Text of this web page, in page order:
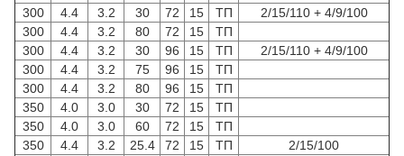
300
4.4 3.2 30 72 15 ТП
2/15/110 + 4/9/100
300
4.4 3.2 80 72 15
ТП
300
4.4 3.2 30 96 15 ТП
2/15/110 + 4/9/100
300
4.4 3.2 75 96 15
ТП
300
4.4 3.2 80 96 15
ТП
350
4.0 3.0 30 72 15
ТП
350
4.0 3.0 60 72 15
ТП
350
4.4 3.2 25.4 72 15 ТП
2/15/100